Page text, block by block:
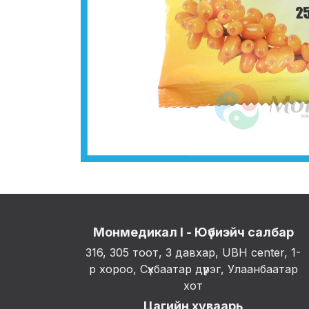
Монмедикал I - Юүбиэйч салбар
316, 305 тоот, 3 давхар, UBH center, 1-
р хороо, Сүхбаатар дүүрэг, Улаанбаатар
хот